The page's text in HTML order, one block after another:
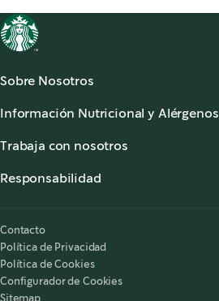
Sobre Nosotros
Sala de Prensa
Atención al Cliente
Accesibilidad,opens in a new tab
Información Nutricional y Alérgenos
Alérgenos,opens in a new tab
Trabaja con nosotros
Responsabilidad
Contacto
Política de Privacidad
Política de Cookies
Configurador de Cookies
Sitemap